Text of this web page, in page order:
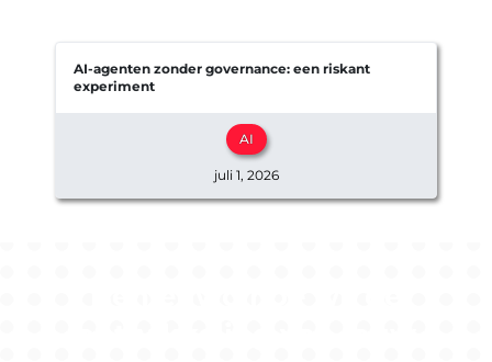
AI-agenten zonder governance: een riskant
experiment
AI
juli 1, 2026